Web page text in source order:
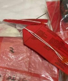
o
w
o
s
o
B